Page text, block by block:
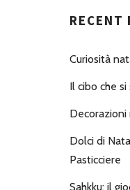
RECENT
Curiosità
Il cibo che si
Decorazioni
Dolci di
Pasticciere
Sahkku: il